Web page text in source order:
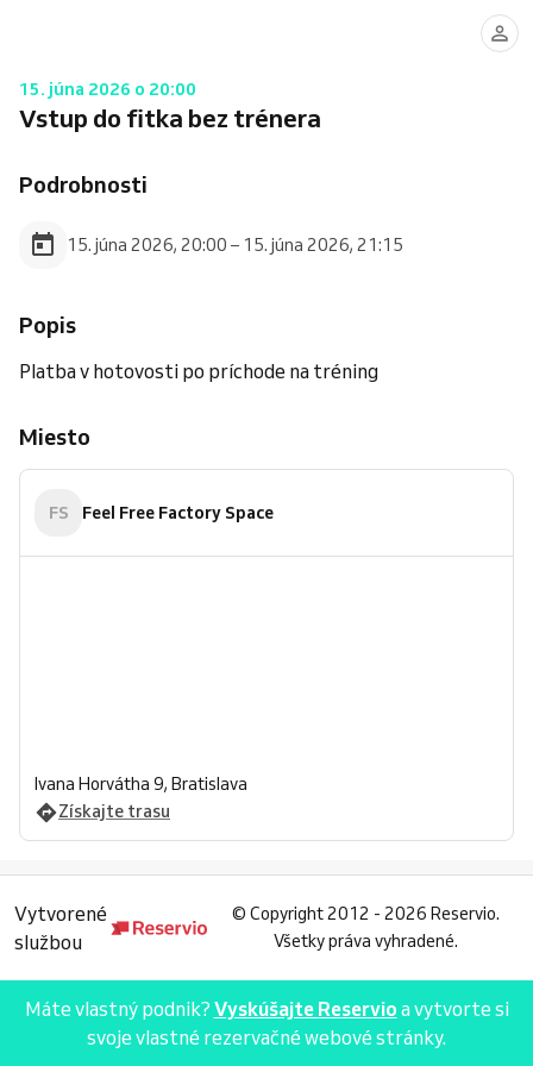
15. júna 2026 o 20:00
Vstup do fitka bez trénera
Podrobnosti
15. júna 2026, 20:00 – 15. júna 2026, 21:15
Popis
Platba v hotovosti po príchode na tréning
Miesto
FS Feel Free Factory Space
Ivana Horvátha 9, Bratislava
Získajte trasu
Vytvorené
službou
© Copyright 2012 - 2026 Reservio.
Všetky práva vyhradené.
Máte vlastný podnik? Vyskúšajte Reservio a vytvorte si
svoje vlastné rezervačné webové stránky.